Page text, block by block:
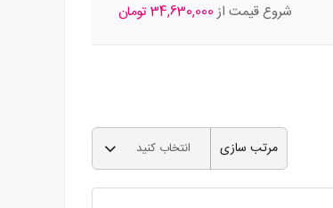
شروع قیمت از34,630,000 تومان
مرتب سازی انتخاب کنید